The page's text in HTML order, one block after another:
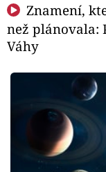
Znamení,
než plánovala:
Váhy